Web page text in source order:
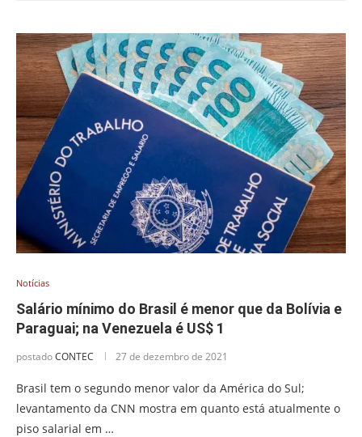
Notícias
Salário mínimo do Brasil é menor que da Bolívia e
Paraguai; na Venezuela é US$ 1
postadoCONTEC 27 de dezembro de 2021
Brasil tem o segundo menor valor da América do Sul;
levantamento da CNN mostra em quanto está atualmente o
piso salarial em …